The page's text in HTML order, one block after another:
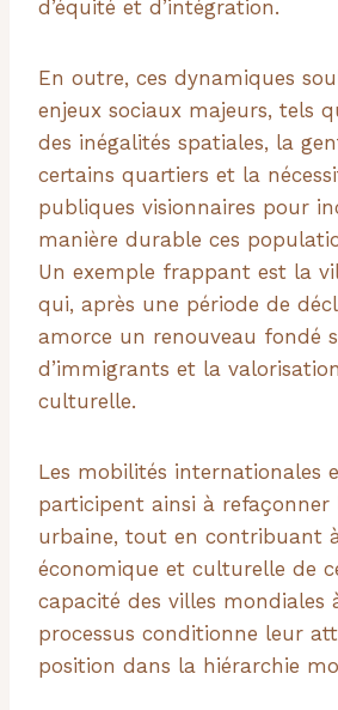
d’équité et d’intégration.
En outre, ces dynamiques
enjeux sociaux majeurs, tels
des inégalités spatiales, la
certains quartiers et la
publiques visionnaires pour
manière durable ces
Un exemple frappant est la
qui, après une période de
amorce un renouveau fondé
d’immigrants et la
culturelle.
Les mobilités internationales
participent ainsi à refaçonner
urbaine, tout en contribuant
économique et culturelle de
capacité des villes mondiales
processus conditionne leur
position dans la hiérarchie